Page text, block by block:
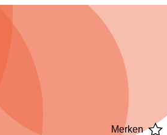
Merken